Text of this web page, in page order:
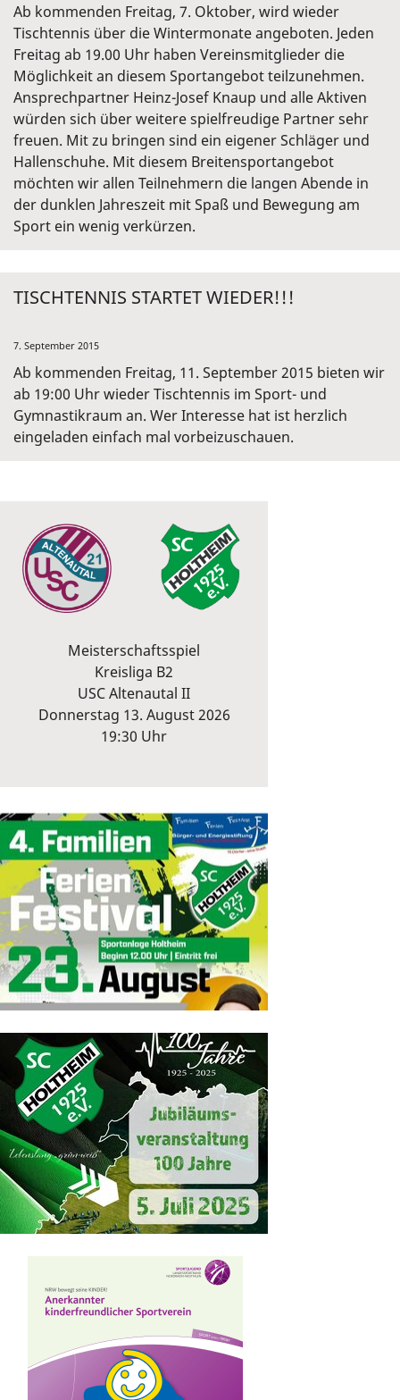
Ab kommenden Freitag, 7. Oktober, wird wieder
Tischtennis über die Wintermonate angeboten. Jeden
Freitag ab 19.00 Uhr haben Vereinsmitglieder die
Möglichkeit an diesem Sportangebot teilzunehmen.
Ansprechpartner Heinz-Josef Knaup und alle Aktiven
würden sich über weitere spielfreudige Partner sehr
freuen. Mit zu bringen sind ein eigener Schläger und
Hallenschuhe. Mit diesem Breitensportangebot
möchten wir allen Teilnehmern die langen Abende in
der dunklen Jahreszeit mit Spaß und Bewegung am
Sport ein wenig verkürzen.
TISCHTENNIS STARTET WIEDER!!!
7. September 2015
Ab kommenden Freitag, 11. September 2015 bieten wir
ab 19:00 Uhr wieder Tischtennis im Sport- und
Gymnastikraum an. Wer Interesse hat ist herzlich
eingeladen einfach mal vorbeizuschauen.
Meisterschaftsspiel
Kreisliga B2
USC Altenautal II
Donnerstag 13. August 2026
19:30 Uhr